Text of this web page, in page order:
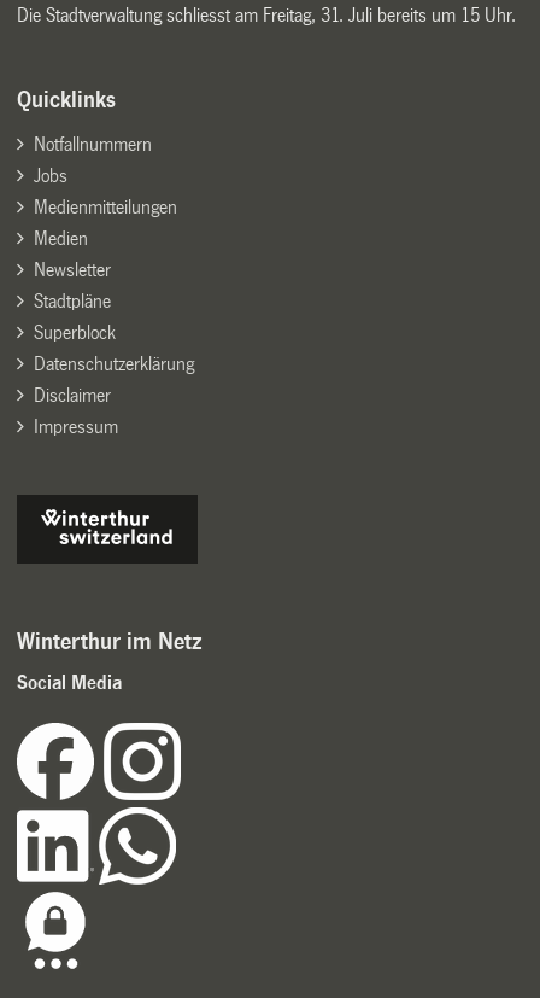
Die Stadtverwaltung schliesst am Freitag, 31. Juli bereits um 15 Uhr.
Quicklinks
Notfallnummern
Jobs
Medienmitteilungen
Medien
Newsletter
Stadtpläne
Superblock
Datenschutzerklärung
Disclaimer
Impressum
Winterthur im Netz
Social Media